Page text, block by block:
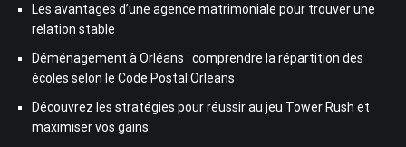
Les avantages d’une agence matrimoniale pour trouver une
relation stable
Déménagement à Orléans : comprendre la répartition des
écoles selon le Code Postal Orleans
Découvrez les stratégies pour réussir au jeu Tower Rush et
maximiser vos gains